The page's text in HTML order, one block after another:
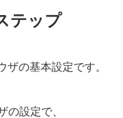
テップ
の基本設定です。
の設定で、